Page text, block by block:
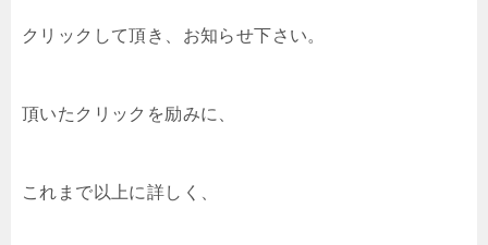
クリックして頂き、お知らせ下さい。
頂いたクリックを励みに、
これまで以上に詳しく、